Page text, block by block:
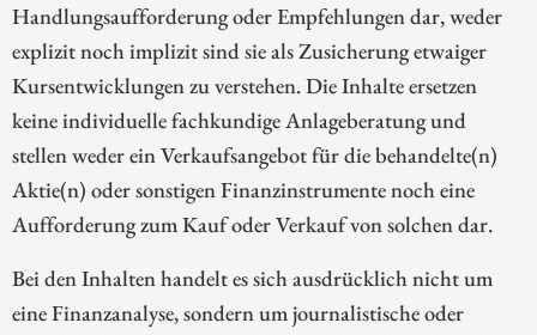
Handlungsaufforderung oder Empfehlungen dar, weder
explizit noch implizit sind sie als Zusicherung etwaiger
Kursentwicklungen zu verstehen. Die Inhalte ersetzen
keine individuelle fachkundige Anlageberatung und
stellen weder ein Verkaufsangebot für die behandelte(n)
Aktie(n) oder sonstigen Finanzinstrumente noch eine
Aufforderung zum Kauf oder Verkauf von solchen dar.
Bei den Inhalten handelt es sich ausdrücklich nicht um
eine Finanzanalyse, sondern um journalistische oder